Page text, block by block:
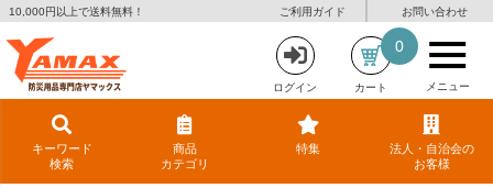
10,000円以上で送料無料！ ご利用ガイド お問い合わせ
ログイン カート
0
メニュー
キーワード
検索
商品
カテゴリ
特集
法人・自治会の
お客様